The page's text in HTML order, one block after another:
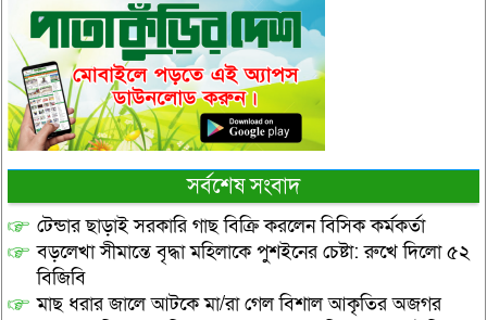
সর্বশেষ সংবাদ
টেন্ডার ছাড়াই সরকারি গাছ বিক্রি করলেন বিসিক কর্মকর্তা
বড়লেখা সীমান্তে বৃদ্ধা মহিলাকে পুশইনের চেষ্টা: রুখে দিলো ৫২
বিজিবি
মাছ ধরার জালে আটকে মা/রা গেল বিশাল আকৃতির অজগর